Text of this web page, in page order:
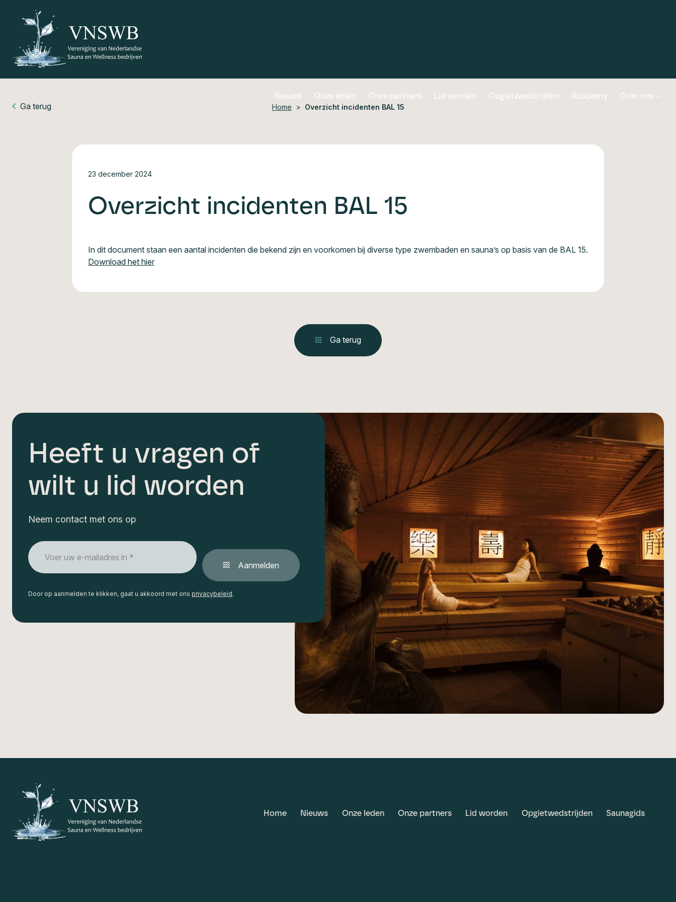
to
content
Nieuws Onze leden Onze partners Lid worden Opgietwedstrijden Academy Over ons
Home > Overzicht incidenten BAL 15
Ga terug
23 december 2024
Overzicht incidenten BAL 15
In dit document staan een aantal incidenten die bekend zijn en voorkomen bij diverse type zwembaden en sauna’s op basis van de BAL 15.
Download het hier
Ga terug
Heeft u vragen of
wilt u lid worden
Neem contact met ons op
E-
mailadres
Aanmelden
Door op aanmelden te klikken, gaat u akkoord met ons privacybeleid.
Home Nieuws Onze leden Onze partners Lid worden Opgietwedstrijden Saunagids